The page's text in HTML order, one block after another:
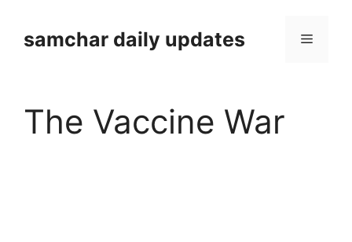
contentsamchar daily updates Menu
The Vaccine War